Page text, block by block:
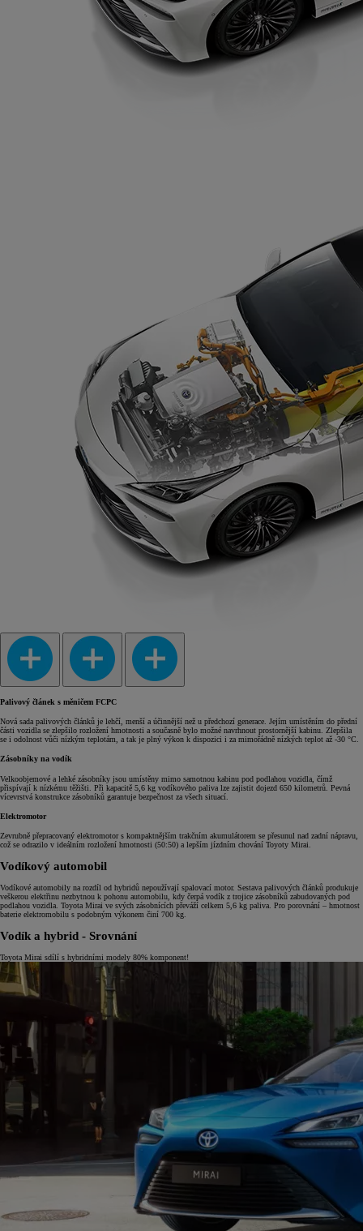
Palivový článek s měničem FCPC
Nová sada palivových článků je lehčí, menší a účinnější než u předchozí generace. Jejím umístěním do přední
části vozidla se zlepšilo rozložení hmotnosti a současně bylo možné navrhnout prostornější kabinu. Zlepšila
se i odolnost vůči nízkým teplotám, a tak je plný výkon k dispozici i za mimořádně nízkých teplot až -30 °C.
Zásobníky na vodík
Velkoobjemové a lehké zásobníky jsou umístěny mimo samotnou kabinu pod podlahou vozidla, čímž
přispívají k nízkému těžišti. Při kapacitě 5,6 kg vodíkového paliva lze zajistit dojezd 650 kilometrů. Pevná
vícevrstvá konstrukce zásobníků garantuje bezpečnost za všech situací.
Elektromotor
Zevrubně přepracovaný elektromotor s kompaktnějším trakčním akumulátorem se přesunul nad zadní nápravu,
což se odrazilo v ideálním rozložení hmotnosti (50:50) a lepším jízdním chování Toyoty Mirai.
Vodíkový automobil
Vodíkové automobily na rozdíl od hybridů nepoužívají spalovací motor. Sestava palivových článků produkuje
veškerou elektřinu nezbytnou k pohonu automobilu, kdy čerpá vodík z trojice zásobníků zabudovaných pod
podlahou vozidla. Toyota Mirai ve svých zásobnících převáží celkem 5,6 kg paliva. Pro porovnání – hmotnost
baterie elektromobilu s podobným výkonem činí 700 kg.
Vodík a hybrid - Srovnání
Toyota Mirai sdílí s hybridními modely 80% komponent!